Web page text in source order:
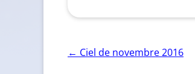
Navigation
← Ciel de novembre 2016